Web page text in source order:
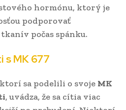
hormónu, ktorý je
podporovať
počas spánku.
s MK 677
sa podelili o svoje MK
, uvádza, že sa cítia viac